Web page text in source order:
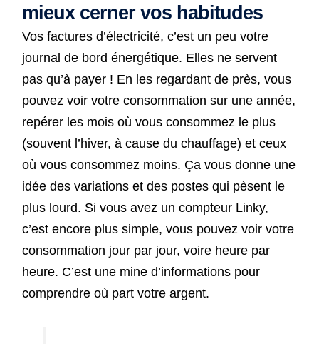
mieux cerner vos habitudes
Vos factures d’électricité, c’est un peu votre
journal de bord énergétique. Elles ne servent
pas qu’à payer ! En les regardant de près, vous
pouvez voir votre consommation sur une année,
repérer les mois où vous consommez le plus
(souvent l’hiver, à cause du chauffage) et ceux
où vous consommez moins. Ça vous donne une
idée des variations et des postes qui pèsent le
plus lourd. Si vous avez un compteur Linky,
c’est encore plus simple, vous pouvez voir votre
consommation jour par jour, voire heure par
heure. C’est une mine d’informations pour
comprendre où part votre argent.